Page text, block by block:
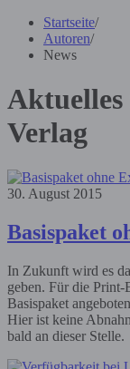
Startseite/
Autoren/
News
Verlag
30. August 2015
Basispaket
In Zukunft wird es
geben. Für die
Basispaket
Hier ist keine
bald an dieser Stelle.